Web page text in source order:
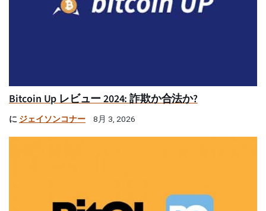
Bitcoin Up レビュー 2024: 詐欺か合法か?
に ジェイソンコナー 8月 3, 2026